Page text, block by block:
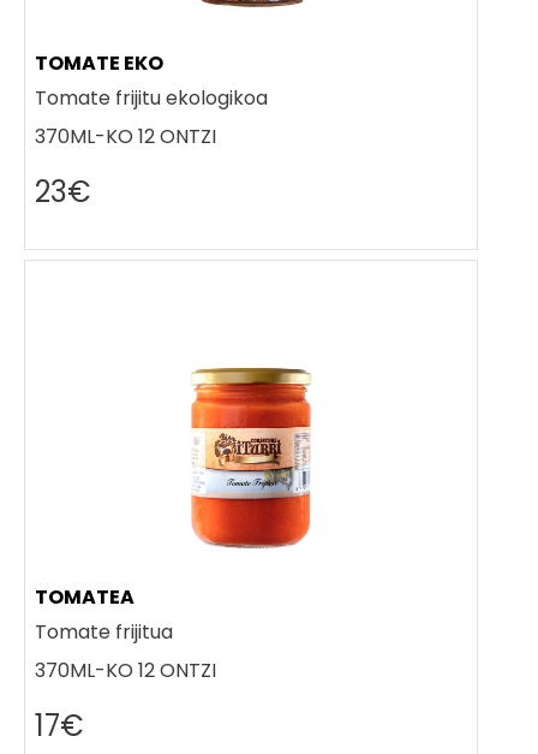
TOMATE EKO
Tomate frijitu ekologikoa
370ML-KO 12 ONTZI
23€
TOMATEA
Tomate frijitua
370ML-KO 12 ONTZI
17€